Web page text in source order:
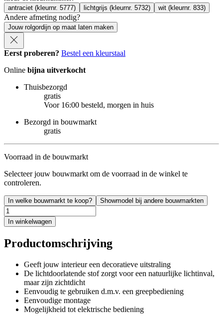
antraciet (kleurnr. 5777) lichtgrijs (kleurnr. 5732) wit (kleurnr. 833)
Andere afmeting nodig?
Jouw rolgordijn op maat laten maken
Eerst proberen? Bestel een kleurstaal
Online bijna uitverkocht
Thuisbezorgd
gratis
Voor 16:00 besteld, morgen in huis
Bezorgd in bouwmarkt
gratis
Voorraad in de bouwmarkt
Selecteer jouw bouwmarkt om de voorraad in de winkel te
controleren.
In welke bouwmarkt te koop? Showmodel bij andere bouwmarkten
In winkelwagen
Productomschrijving
Geeft jouw interieur een decoratieve uitstraling
De lichtdoorlatende stof zorgt voor een natuurlijke lichtinval,
maar zijn zichtdicht
Eenvoudig te gebruiken d.m.v. een greepbediening
Eenvoudige montage
Mogelijkheid tot elektrische bediening